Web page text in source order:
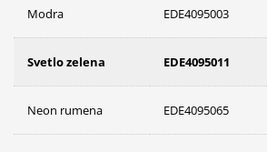
Modra EDE4095003
Svetlo zelena EDE4095011
Neon rumena EDE4095065